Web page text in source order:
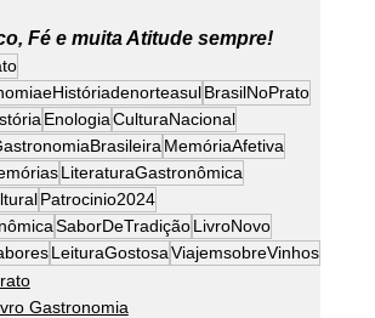
Fé e muita Atitude sempre!
BrasilNoPrato
EnologiaCulturaNacional
MemóriaAfetiva
LiteraturaGastronômica
Patrocinio2024
SaborDeTradição LivroNovo
LeituraGostosaViajemsobreVinhos
Gastronomia